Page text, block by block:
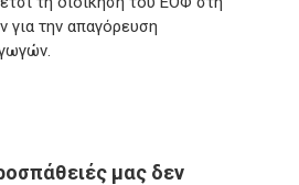
την απαγόρευση
μας δεν